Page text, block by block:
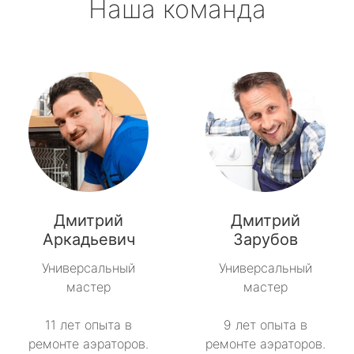
Наша команда
Дмитрий
Аркадьевич
Универсальный
мастер
11 лет опыта в
ремонте аэраторов.
Дмитрий
Зарубов
Универсальный
мастер
9 лет опыта в
ремонте аэраторов.